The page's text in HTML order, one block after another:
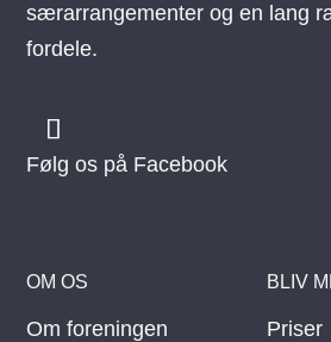
OM OS
Om foreningen
BLIV
Priser
særarrangementer og en lang
fordele.
Følg os på Facebook